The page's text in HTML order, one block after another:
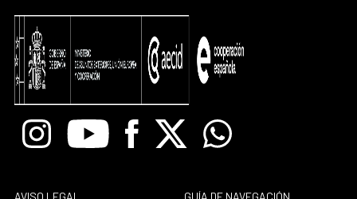
InstagramYoutube Facebook
X Whatsapp